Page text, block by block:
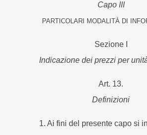
Capo III
PARTICOLARI MODALITÀ DI
Sezione I
Indicazione dei prezzi per
Art. 13.
Definizioni
1. Ai fini del presente capo si